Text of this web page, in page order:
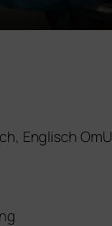
Englisch OmU